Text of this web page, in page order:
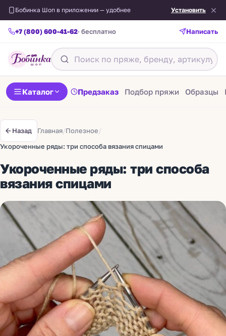
Бобинка Шоп в приложении — удобнее Установить
+7 (800) 600-41-62· бесплатно Написать
Каталог Предзаказ Подбор пряжи Образцы
Назад Главная/Полезное/
Укороченные ряды: три способа вязания спицами
Укороченные ряды: три способа
вязания спицами